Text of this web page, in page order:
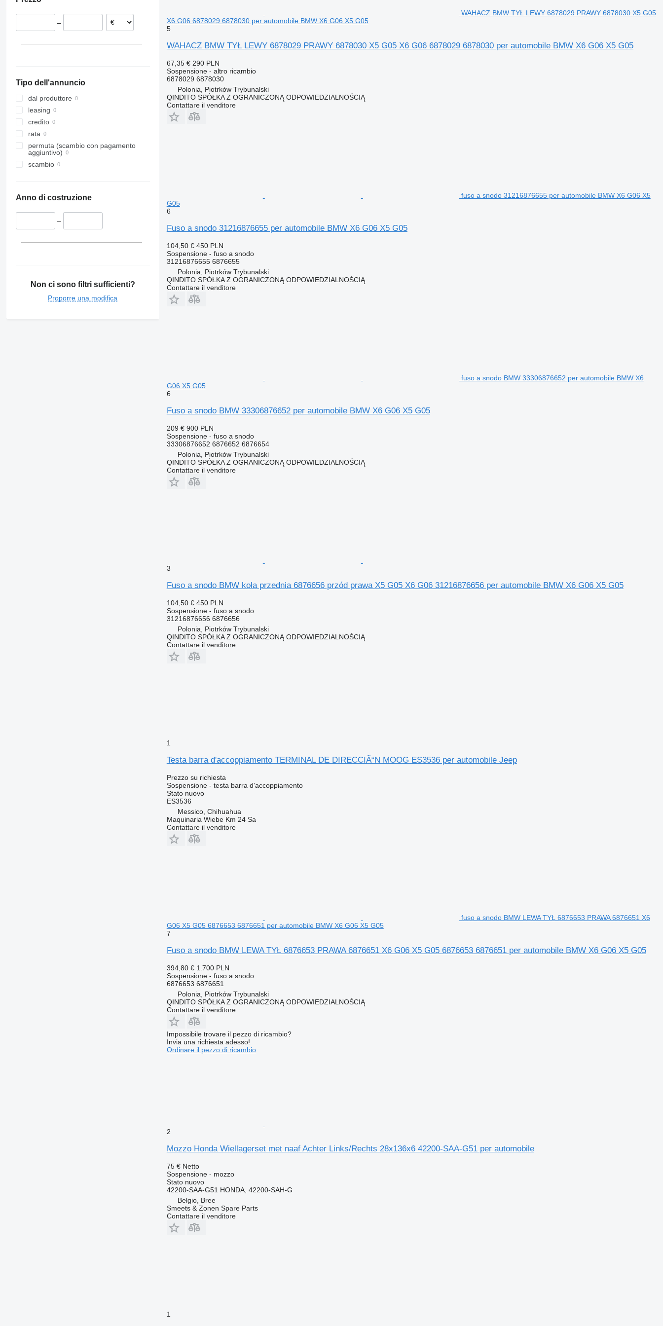
–
Tipo dell'annuncio
dal produttore
leasing
credito
rata
permuta (scambio con pagamento
aggiuntivo)
scambio
Anno di costruzione
–
Non ci sono filtri sufficienti?
Proporre una modifica
WAHACZ BMW TYŁ LEWY 6878029 PRAWY 6878030 X5 G05
X6 G06 6878029 6878030 per automobile BMW X6 G06 X5 G05
5
WAHACZ BMW TYŁ LEWY 6878029 PRAWY 6878030 X5 G05 X6 G06 6878029 6878030 per automobile BMW X6 G06 X5 G05
67,35 € 290 PLN
Sospensione - altro ricambio
6878029 6878030
Polonia, Piotrków Trybunalski
QINDITO SPÓŁKA Z OGRANICZONĄ ODPOWIEDZIALNOŚCIĄ
Contattare il venditore
fuso a snodo 31216876655 per automobile BMW X6 G06 X5
G05
6
Fuso a snodo 31216876655 per automobile BMW X6 G06 X5 G05
104,50 € 450 PLN
Sospensione - fuso a snodo
31216876655 6876655
Polonia, Piotrków Trybunalski
QINDITO SPÓŁKA Z OGRANICZONĄ ODPOWIEDZIALNOŚCIĄ
Contattare il venditore
fuso a snodo BMW 33306876652 per automobile BMW X6
G06 X5 G05
6
Fuso a snodo BMW 33306876652 per automobile BMW X6 G06 X5 G05
209 € 900 PLN
Sospensione - fuso a snodo
33306876652 6876652 6876654
Polonia, Piotrków Trybunalski
QINDITO SPÓŁKA Z OGRANICZONĄ ODPOWIEDZIALNOŚCIĄ
Contattare il venditore
3
Fuso a snodo BMW koła przednia 6876656 przód prawa X5 G05 X6 G06 31216876656 per automobile BMW X6 G06 X5 G05
104,50 € 450 PLN
Sospensione - fuso a snodo
31216876656 6876656
Polonia, Piotrków Trybunalski
QINDITO SPÓŁKA Z OGRANICZONĄ ODPOWIEDZIALNOŚCIĄ
Contattare il venditore
1
Testa barra d'accoppiamento TERMINAL DE DIRECCIÃ“N MOOG ES3536 per automobile Jeep
Prezzo su richiesta
Sospensione - testa barra d'accoppiamento
Statonuovo
ES3536
Messico, Chihuahua
Maquinaria Wiebe Km 24 Sa
Contattare il venditore
fuso a snodo BMW LEWA TYŁ 6876653 PRAWA 6876651 X6
G06 X5 G05 6876653 6876651 per automobile BMW X6 G06 X5 G05
7
Fuso a snodo BMW LEWA TYŁ 6876653 PRAWA 6876651 X6 G06 X5 G05 6876653 6876651 per automobile BMW X6 G06 X5 G05
394,80 € 1.700 PLN
Sospensione - fuso a snodo
6876653 6876651
Polonia, Piotrków Trybunalski
QINDITO SPÓŁKA Z OGRANICZONĄ ODPOWIEDZIALNOŚCIĄ
Contattare il venditore
Impossibile trovare il pezzo di ricambio?
Invia una richiesta adesso!
Ordinare il pezzo di ricambio
2
Mozzo Honda Wiellagerset met naaf Achter Links/Rechts 28x136x6 42200-SAA-G51 per automobile
75 € Netto
Sospensione - mozzo
Statonuovo
42200-SAA-G51 HONDA, 42200-SAH-G
Belgio, Bree
Smeets & Zonen Spare Parts
Contattare il venditore
1